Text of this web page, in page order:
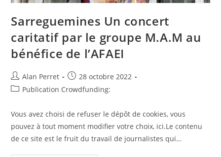
Sarreguemines Un concert
caritatif par le groupe M.A.M au
bénéfice de l’AFAEI
Auteur/autrice
de
Alan Perret
Post
published:
28 octobre 2022
PostPublication Crowdfunding:
Vous avez choisi de refuser le dépôt de cookies, vous
pouvez à tout moment modifier votre choix, ici.Le contenu
de ce site est le fruit du travail de journalistes qui…